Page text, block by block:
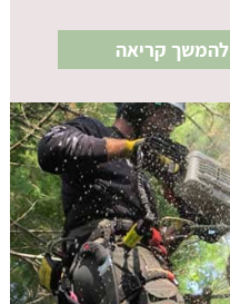
להמשך קריאה